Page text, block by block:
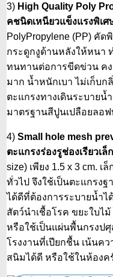
3) High Quality Poly
คชนิดเหนียวแข็งแรงพิเศ
PolyPropylene (PP) คัด
กระดูกงูด้านหลังให้หนา
ทนทานต่อการขีดข่วน คง
มาก น้ำหนักเบา ไม่เก็บ
ตะแกรงทางเดินระบายน้
มาตรฐานสีปูนเปลือยลอ
4) Small hole mesh
ตะแกรงร่องรูช่องเรียวเ
size) เพียง 1.5 x 3 cm.
ทั่วไป จึงใช้เป็นตะแกรง
ได้ดีที่ต้องการระบายน้ำไ
สัตว์นำเชื้อโรค ขยะใบไ
หรือใช้เป็นแผ่นพื้นกรงป
โรงงานที่เปียกชื้น เน้นค
สนิมได้ดี หรือใช้ในห้องค